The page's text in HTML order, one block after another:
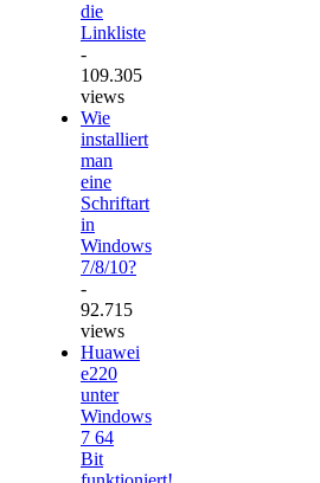
die
Linkliste
-
109.305
views
Wie
installiert
man
eine
Schriftart
in
Windows
7/8/10?
-
92.715
views
Huawei
e220
unter
Windows
7 64
Bit